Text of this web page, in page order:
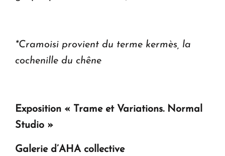
*Cramoisi provient du terme kermès, la
cochenille du chêne
Exposition « Trame et Variations. Normal
Studio »
Galerie d’AHA collective